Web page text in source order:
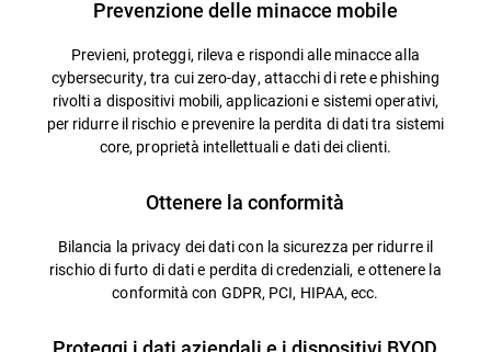
Prevenzione delle minacce mobile
Previeni, proteggi, rileva e rispondi alle minacce alla
cybersecurity, tra cui zero-day, attacchi di rete e phishing
rivolti a dispositivi mobili, applicazioni e sistemi operativi,
per ridurre il rischio e prevenire la perdita di dati tra sistemi
core, proprietà intellettuali e dati dei clienti.
Ottenere la conformità
Bilancia la privacy dei dati con la sicurezza per ridurre il
rischio di furto di dati e perdita di credenziali, e ottenere la
conformità con GDPR, PCI, HIPAA, ecc.